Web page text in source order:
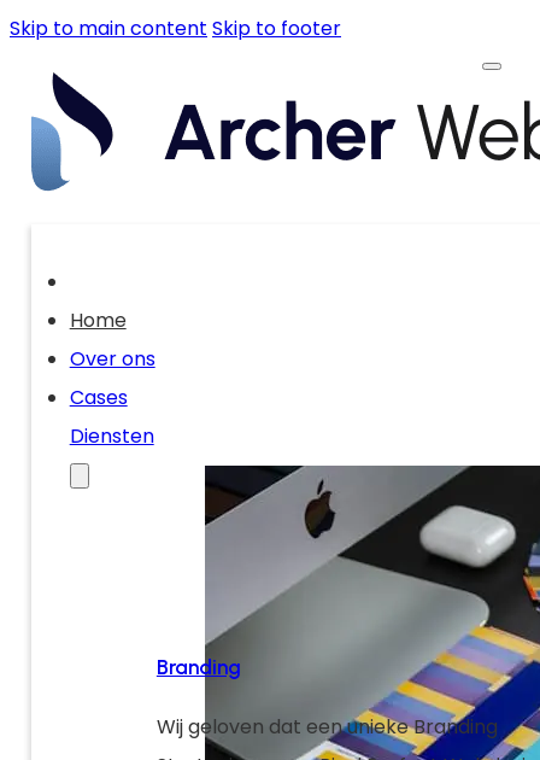
Skip to main content Skip to footer
Home
Over ons
Cases
Diensten
Branding
Wij geloven dat een unieke Branding